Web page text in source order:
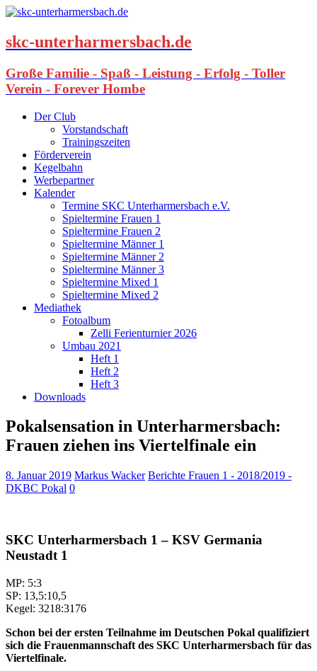
skc-unterharmersbach.de
Große Familie - Spaß - Leistung - Erfolg - Toller
Verein - Forever Hombe
Der Club
Vorstandschaft
Trainingszeiten
Förderverein
Kegelbahn
Werbepartner
Kalender
Termine SKC Unterharmersbach e.V.
Spieltermine Frauen 1
Spieltermine Frauen 2
Spieltermine Männer 1
Spieltermine Männer 2
Spieltermine Männer 3
Spieltermine Mixed 1
Spieltermine Mixed 2
Mediathek
Fotoalbum
Zelli Ferienturnier 2026
Umbau 2021
Heft 1
Heft 2
Heft 3
Downloads
Pokalsensation in Unterharmersbach:
Frauen ziehen ins Viertelfinale ein
8. Januar 2019 Markus Wacker Berichte Frauen 1 - 2018/2019 -
DKBC Pokal 0
SKC Unterharmersbach 1 – KSV Germania
Neustadt 1
MP: 5:3
SP: 13,5:10,5
Kegel: 3218:3176
Schon bei der ersten Teilnahme im Deutschen Pokal qualifiziert
sich die Frauenmannschaft des SKC Unterharmersbach für das
Viertelfinale.